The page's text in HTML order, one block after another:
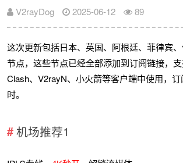
V2rayDog 2025-06-12 89
这次更新包括日本、英国、阿根廷、菲律宾
节点，这些节点已经全部添加到订阅链接，支
Clash、V2rayN、小火箭等客户端中使用，
时。
机场推荐1